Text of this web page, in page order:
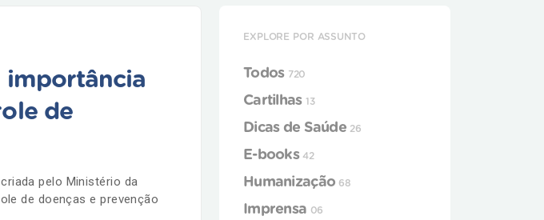
importância
de
pelo Ministério da
de doenças e prevenção
EXPLORE POR ASSUNTO
Todos 720
Cartilhas13
Dicas de Saúde 26
E-books 42
Humanização 68
Imprensa 06